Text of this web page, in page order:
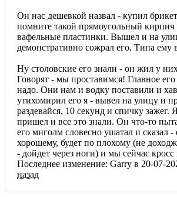
Он нас дешевкой назвал - купил
помните такой прямоугольный кирпич
вафельные пластинки. Вышел и на
демонстративно сожрал его. Типа ему
Ну столовские его знали - он жил у них
Говорят - мы проставимся! Главное
надо. Они нам и водку поставили и
утихомирил его я - вывел на улицу и
раздевайся, 10 секунд и спичку зажег.
пришел и все это знали. Он что-то
его миголм словесно ушатал и сказал -
хорошему, будет по плохому (не
- дойдет через ноги) и мы сейчас
Последнее изменение: Garry в 20-07-
назад